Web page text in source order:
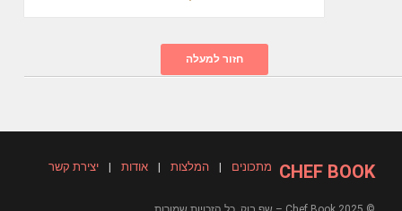
חזור למעלה
CHEF BOOK מתכונים | המלצות | אודות | יצירת קשר